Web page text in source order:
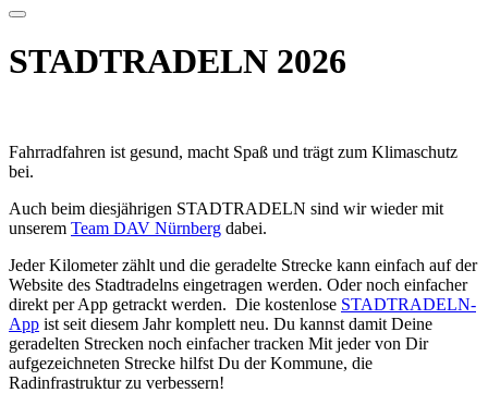
STADTRADELN 2026
Fahrradfahren ist gesund, macht Spaß und trägt zum Klimaschutz
bei.
Auch beim diesjährigen STADTRADELN sind wir wieder mit
unserem Team DAV Nürnberg dabei.
Jeder Kilometer zählt und die geradelte Strecke kann einfach auf der
Website des Stadtradelns eingetragen werden. Oder noch einfacher
direkt per App getrackt werden. Die kostenlose STADTRADELN-
App ist seit diesem Jahr komplett neu. Du kannst damit Deine
geradelten Strecken noch einfacher tracken Mit jeder von Dir
aufgezeichneten Strecke hilfst Du der Kommune, die
Radinfrastruktur zu verbessern!